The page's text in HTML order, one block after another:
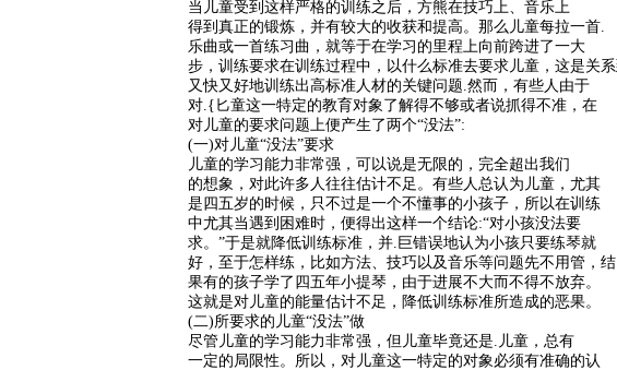
当儿童受到这样严格的训练之后，方熊在技巧上、音乐上
得到真正的锻炼，并有较大的收获和提高。那么儿童每拉一首.
乐曲或一首练习曲，就等于在学习的里程上向前跨进了一大
步，训练要求在训练过程中，以什么标准去要求儿童，这是关
又快又好地训练出高标准人材的关键问题.然而，有些人由于
对.{匕童这一特定的教育对象了解得不够或者说抓得不准，在
对儿童的要求问题上便产生了两个“没法”:
(一)对儿童“没法”要求
儿童的学习能力非常强，可以说是无限的，完全超出我们
的想象，对此许多人往往估计不足。有些人总认为儿童，尤其
是四五岁的时候，只不过是一个不懂事的小孩子，所以在训练
中尤其当遇到困难时，便得出这样一个结论:“对小孩没法要
求。”于是就降低训练标准，并.巨错误地认为小孩只要练琴就
好，至于怎样练，比如方法、技巧以及音乐等问题先不用管，结
果有的孩子学了四五年小提琴，由于进展不大而不得不放弃。
这就是对儿童的能量估计不足，降低训练标准所造成的恶果。
(二)所要求的儿童“没法”做
尽管儿童的学习能力非常强，但儿童毕竟还是.儿童，总有
一定的局限性。所以，对儿童这一特定的对象必须有准确的认